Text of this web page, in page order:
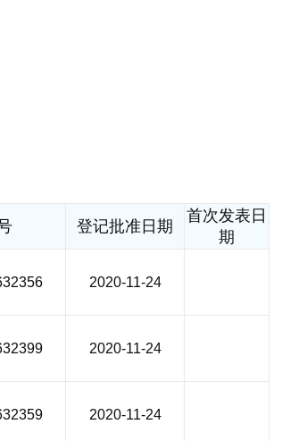
登记批准日期
首次发表日
期
2020-11-24
2020-11-24
2020-11-24